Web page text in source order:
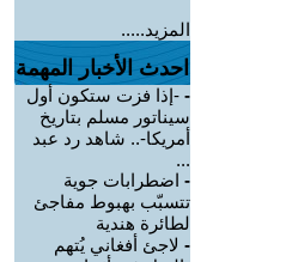
المزيد.....
احدث الأخبار المهمة
- -إذا فزت ستكون أول
سيناتور مسلم بتاريخ
أمريكا-.. شاهد رد عبد
...
- اضطرابات جوية
تتسبّب بهبوط مفاجئ
لطائرة هندية
- لاجئ أفغاني يُتهم